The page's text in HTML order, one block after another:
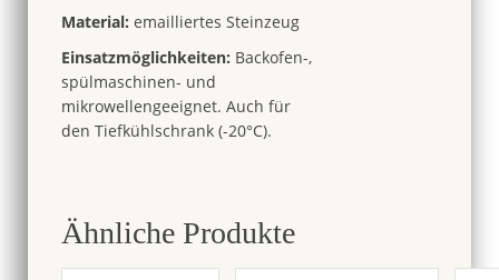
Material: emailliertes Steinzeug
Einsatzmöglichkeiten: Backofen-,
spülmaschinen- und
mikrowellengeeignet. Auch für
den Tiefkühlschrank (-20°C).
Ähnliche Produkte